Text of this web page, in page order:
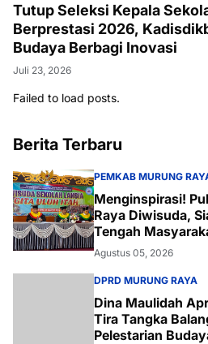
Tutup Seleksi Kepala
Berprestasi 2026,
Budaya Berbagi Inovasi
Juli 23, 2026
Failed to load posts.
Berita Terbaru
PEMKAB MURUNG
Menginspirasi!
Raya Diwisuda,
Tengah
Agustus 05, 2026
DPRD MURUNG RAYA
Dina Maulidah
Tira Tangka
Pelestarian